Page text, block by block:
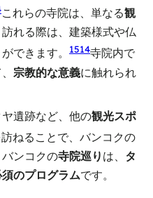
これらの寺院は、単なる観
れる際は、建築様式や仏
できます。
1514寺院内で
宗教的な意義に触れられ
遺跡など、他の観光スポ
ねることで、バンコクの
ンコクの寺院巡り は、 タ
須のプログラムです。